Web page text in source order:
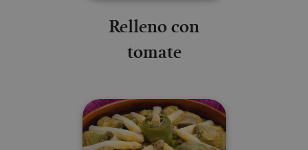
Relleno con
tomate